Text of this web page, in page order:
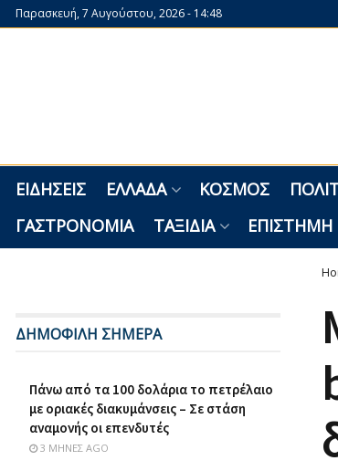
Παρασκευή, 7 Αυγούστου, 2026 - 14:48
ΕΙΔΉΣΕΙΣ ΕΛΛΆΔΑ ΚΌΣΜΟΣ
ΓΑΣΤΡΟΝΟΜΊΑ
ΤΑΞΊΔΙΑ ΕΠΙΣΤΉΜΗ
ΔΗΜΟΦΙΛΗ ΣΗΜΕΡΑ
Πάνω από τα 100 δολάρια το πετρέλαιο
με οριακές διακυμάνσεις – Σε στάση
αναμονής οι επενδυτές
3 ΜΉΝΕΣ AGO